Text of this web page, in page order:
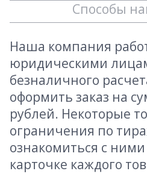
Способы
Наша компания
юридическими
безналичного
оформить заказ на
рублей. Некоторые
ограничения по
ознакомиться с
карточке каждого